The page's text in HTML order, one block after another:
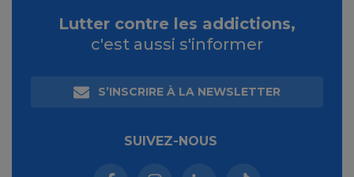
Lutter contre les addictions,
c'est aussi s'informer
S’INSCRIRE À LA NEWSLETTER
SUIVEZ-NOUS